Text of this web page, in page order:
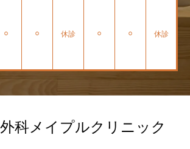
⚪︎ ⚪︎ 休診 ⚪︎ ⚪︎ 休診
科メイプルクリニック